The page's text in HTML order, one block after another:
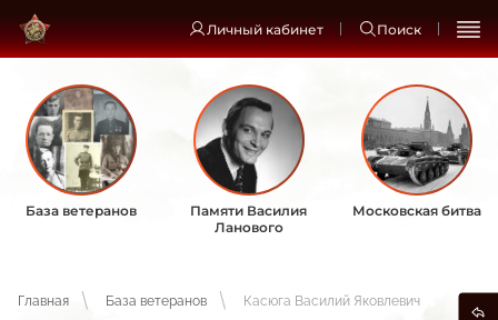
Личный кабинет Поиск
База ветеранов
Памяти Василия
Ланового
Московская битва
Главная База ветеранов Касюга Василий Яковлевич